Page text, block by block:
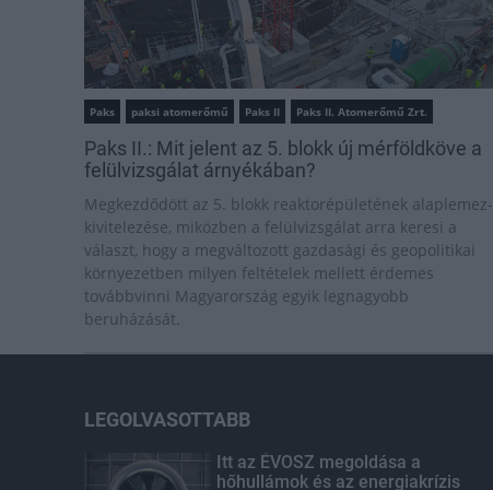
Paks paksi atomerőmű Paks II Paks II. Atomerőmű Zrt.
Paks II.: Mit jelent az 5. blokk új mérföldköve a
felülvizsgálat árnyékában?
Megkezdődött az 5. blokk reaktorépületének alaplemez-
kivitelezése, miközben a felülvizsgálat arra keresi a
választ, hogy a megváltozott gazdasági és geopolitikai
környezetben milyen feltételek mellett érdemes
továbbvinni Magyarország egyik legnagyobb
beruházását.
LEGOLVASOTTABB
Itt az ÉVOSZ megoldása a
hőhullámok és az energiakrízis